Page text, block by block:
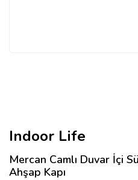
Indoor Life
Mercan Camlı Duvar İçi
Ahşap Kapı